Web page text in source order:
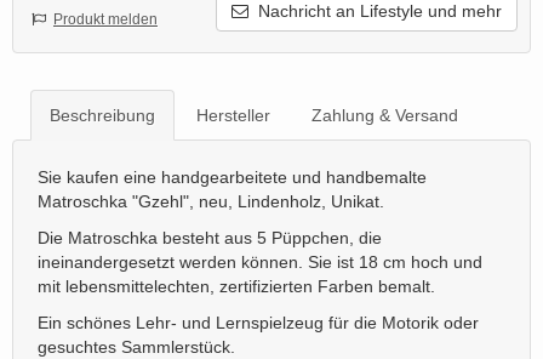
Nachricht an Lifestyle und mehr
Produkt melden
Beschreibung Hersteller Zahlung & Versand
Sie kaufen eine handgearbeitete und handbemalte
Matroschka "Gzehl", neu, Lindenholz, Unikat.
Die Matroschka besteht aus 5 Püppchen, die
ineinandergesetzt werden können. Sie ist 18 cm hoch und
mit lebensmittelechten, zertifizierten Farben bemalt.
Ein schönes Lehr- und Lernspielzeug für die Motorik oder
gesuchtes Sammlerstück.